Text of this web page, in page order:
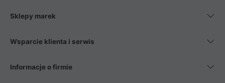
Sklepy marek
Wsparcie klienta i serwis
Informacje o firmie